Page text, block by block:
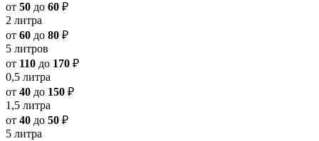
от 50 до 60 ₽
2 литра
от 60 до 80 ₽
5 литров
от 110 до 170 ₽
0,5 литра
от 40 до 150 ₽
1,5 литра
от 40 до 50 ₽
5 литра